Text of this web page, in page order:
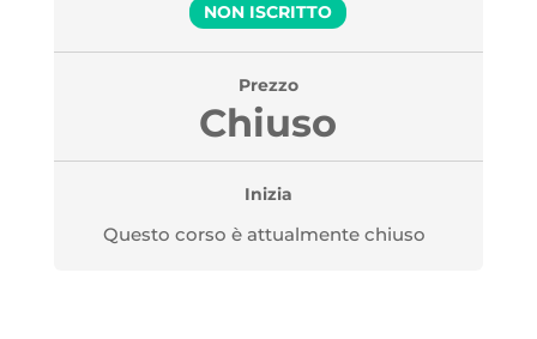
NON ISCRITTO
Prezzo
Chiuso
Inizia
Questo corso è attualmente chiuso